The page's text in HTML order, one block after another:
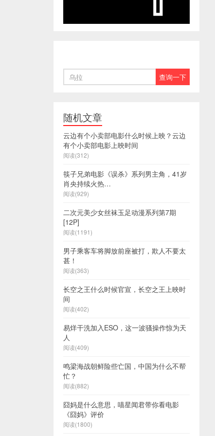
随机文章
云边有个小卖部电影什么时候上映？云边
有个小卖部电影上映时间
阅读(312)
筷子兄弟电影《误杀》系列男主角，41岁
肖央持续火热…
阅读(929)
二次元美少女丝袜玉足动漫系列第7期
[12P]
阅读(1191)
男子乘客车将脚放前座被打，欺人不要太
甚！
阅读(363)
长空之王什么时候官宣，长空之王上映时
间
阅读(402)
易烊干洗加入ESO，这一波骚操作惊为天
人
阅读(409)
鸣梁海战朝鲜险些亡国，中国为什么不帮
忙？
阅读(882)
囧妈是什么意思，喵星闻君带你看电影
《囧妈》评价
阅读(1800)